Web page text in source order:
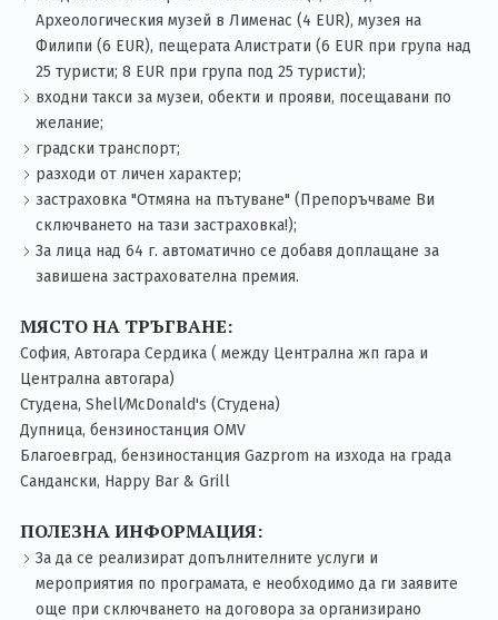
Археологическия музей в Лименас (4 EUR), музея на
Филипи (6 EUR), пещерата Алистрати (6 EUR при група над
25 туристи; 8 EUR при група под 25 туристи);
входни такси за музеи, обекти и прояви, посещавани по
желание;
градски транспорт;
разходи от личен характер;
застраховка "Отмяна на пътуване" (Препоръчваме Ви
сключването на тази застраховка!);
За лица над 64 г. автоматично се добавя доплащане за
завишена застрахователна премия.
МЯСТО НА ТРЪГВАНЕ:
София, Автогара Сердика ( между Централна жп гара и
Централна автогара)
Студена, Shell∕McDonald's (Студена)
Дупница, бензиностанция OMV
Благоевград, бензиностанция Gazprom на изхода на града
Сандански, Happy Bar & Grill
ПОЛЕЗНА ИНФОРМАЦИЯ:
За да се реализират допълнителните услуги и
мероприятия по програмата, е необходимо да ги заявите
още при сключването на договора за организирано